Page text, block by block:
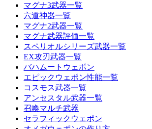
マグナ3武器一覧
六道神器一覧
マグナ2武器一覧
マグナ武器評価一覧
スペリオルシリーズ武器一覧
EX攻刃武器一覧
バハムートウェポン
エピックウェポン性能一覧
コスモス武器一覧
アンセスタル武器一覧
召喚マルチ武器
セラフィックウェポン